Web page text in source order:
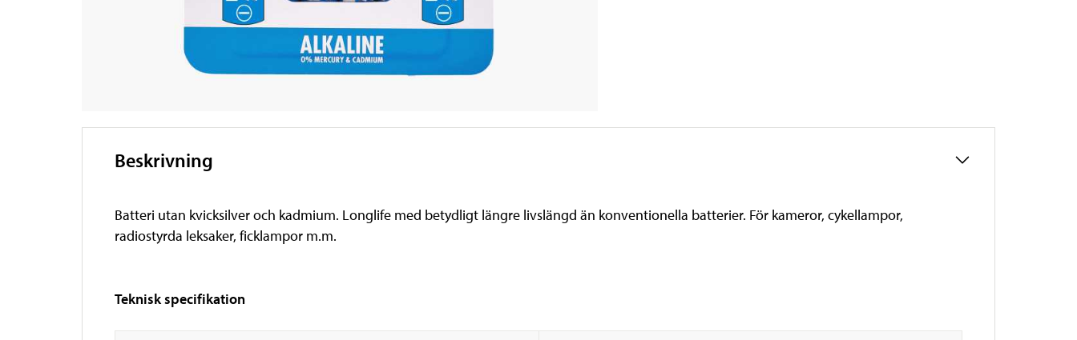
Beskrivning
Batteri utan kvicksilver och kadmium. Longlife med betydligt längre livslängd än konventionella batterier. För kameror, cykellampor,
radiostyrda leksaker, ficklampor m.m.
Teknisk specifikation